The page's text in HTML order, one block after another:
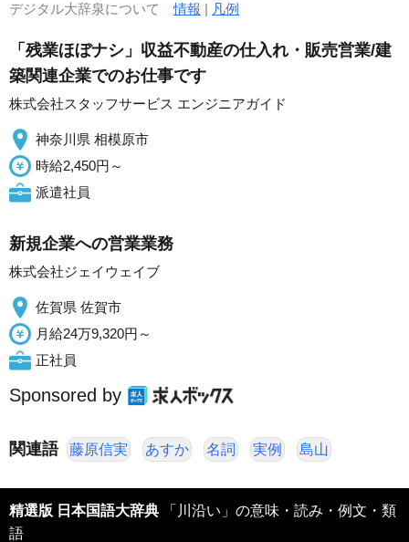
デジタル大辞泉について情報 | 凡例
「残業ほぼナシ」収益不動産の仕入れ・販売営業/建
築関連企業でのお仕事です
株式会社スタッフサービス エンジニアガイド
神奈川県 相模原市
時給2,450円～
派遣社員
新規企業への営業業務
株式会社ジェイウェイブ
佐賀県 佐賀市
月給24万9,320円～
正社員
Sponsored by
関連語 藤原信実 あすか 名詞 実例 島山
精選版 日本国語大辞典 「川沿い」の意味・読み・例文・類
語